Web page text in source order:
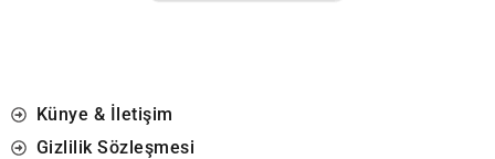
Künye & İletişim
Gizlilik Sözleşmesi